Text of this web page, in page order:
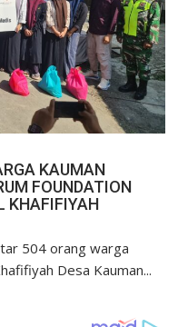
KAUMAN
FOUNDATION
KHAFIFIYAH
504 orang warga
Desa Kauman...